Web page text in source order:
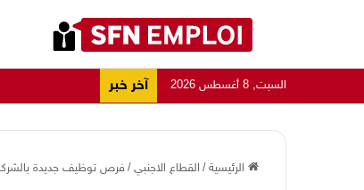
السبت, 8 أغسطس 2026 آخر خبر
الرئيسية/ القطاع الاجنبي/فرص توظيف جديدة بالشركة